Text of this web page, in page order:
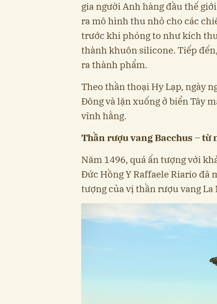
gia người Anh hàng đầu thế
ra mô hình thu nhỏ cho các
trước khi phóng to như kích
thành khuôn silicone. Tiếp
ra thành phẩm.
Theo thần thoại Hy Lạp, ngày
Đông và lặn xuống ở biển Tây
vĩnh hằng.
Thần rượu vang Bacchus –
Năm 1496, quá ấn tượng với
Đức Hồng Y Raffaele Riario đã
tượng của vị thần rượu vang La